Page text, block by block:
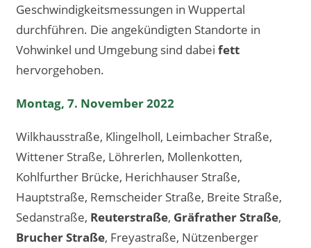
Geschwindigkeitsmessungen in Wuppertal
durchführen. Die angekündigten Standorte in
Vohwinkel und Umgebung sind dabei fett
hervorgehoben.
Montag, 7. November 2022
Wilkhausstraße, Klingelholl, Leimbacher Straße,
Wittener Straße, Löhrerlen, Mollenkotten,
Kohlfurther Brücke, Herichhauser Straße,
Hauptstraße, Remscheider Straße, Breite Straße,
Sedanstraße, Reuterstraße, Gräfrather Straße,
Brucher Straße, Freyastraße, Nützenberger